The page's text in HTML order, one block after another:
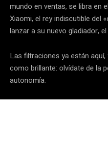
mundo en ventas, se libra en
Xiaomi, el rey indiscutible del
lanzar a su nuevo gladiador, el
Las filtraciones ya están
como brillante: olvídate de la
autonomía.